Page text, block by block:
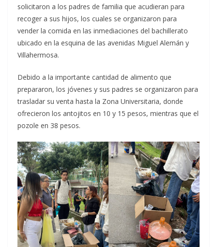
solicitaron a los padres de familia que acudieran para
recoger a sus hijos, los cuales se organizaron para
vender la comida en las inmediaciones del bachillerato
ubicado en la esquina de las avenidas Miguel Alemán y
Villahermosa.
Debido a la importante cantidad de alimento que
prepararon, los jóvenes y sus padres se organizaron para
trasladar su venta hasta la Zona Universitaria, donde
ofrecieron los antojitos en 10 y 15 pesos, mientras que el
pozole en 38 pesos.